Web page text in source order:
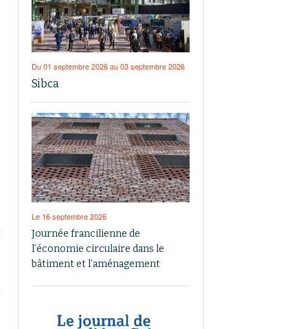
Du 01 septembre 2026 au 03 septembre 2026
Sibca
Le 16 septembre 2026
Journée francilienne de
l’économie circulaire dans le
bâtiment et l’aménagement